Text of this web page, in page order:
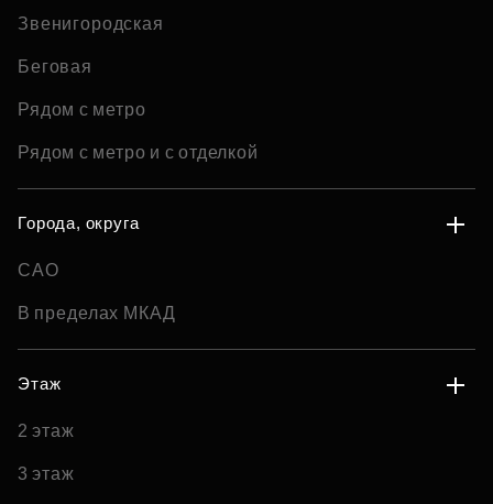
Звенигородская
Беговая
Рядом с метро
Рядом с метро и с отделкой
Города, округа
САО
В пределах МКАД
Этаж
2 этаж
3 этаж